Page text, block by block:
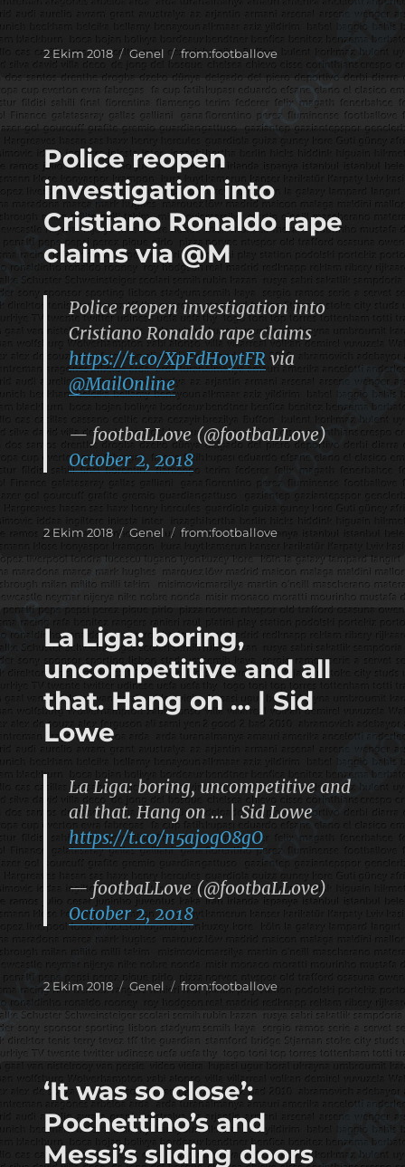
Yayın
tarihi
2 Ekim 2018 Kategoriler
Genel Etiketler
from:footballove
Police reopen
investigation into
Cristiano Ronaldo rape
claims via @M
Police reopen investigation into
Cristiano Ronaldo rape claims
https://t.co/XpFdHoytFR via
@MailOnline
— footbaLLove (@footbaLLove)
October 2, 2018
Yayın
2 Ekim 2018 Kategoriler
Genel Etiketler
from:footballove
La Liga: boring,
uncompetitive and all
that. Hang on … | Sid
Lowe
La Liga: boring, uncompetitive and
all that. Hang on … | Sid Lowe
https://t.co/n5ajogO8gO
— footbaLLove (@footbaLLove)
October 2, 2018
Yayın
tarihi
2 Ekim 2018 Kategoriler
Genel Etiketler
from:footballove
‘It was so close’:
Pochettino’s and
Messi’s sliding doors